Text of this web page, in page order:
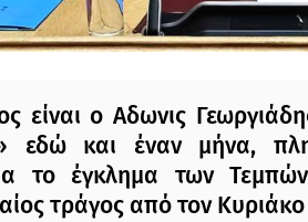
είναι ο Αδωνις
εδώ και έναν μήνα,
το έγκλημα των
τράγος από τον